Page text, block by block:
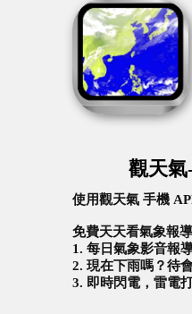
觀天
使用觀天氣 手機
免費天天看氣象報導
1. 每日氣象影音報
2. 現在下雨嗎？待
3. 即時閃電，雷電